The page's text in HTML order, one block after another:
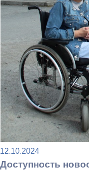
12.10.2024
Доступность